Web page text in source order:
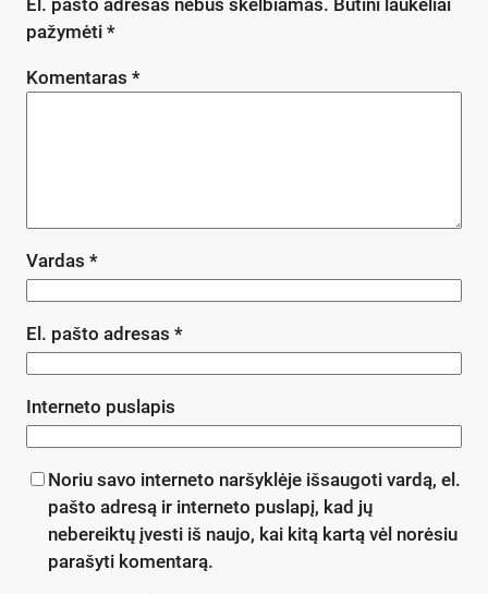
pažymėti *
Komentaras *
Vardas *
El. pašto adresas *
Interneto puslapis
Noriu savo interneto naršyklėje išsaugoti vardą, el.
pašto adresą ir interneto puslapį, kad jų
nebereiktų įvesti iš naujo, kai kitą kartą vėl norėsiu
parašyti komentarą.